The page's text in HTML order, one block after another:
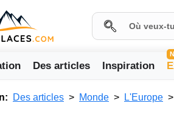
Des articles Inspiration
Des articles Monde L'Europe